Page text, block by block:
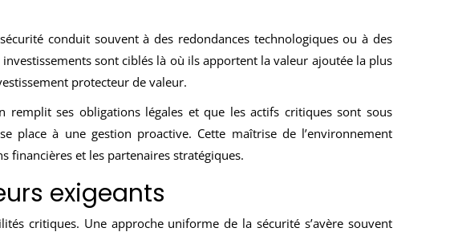
conduit souvent à des redondances technologiques ou à des
sont ciblés là où ils apportent la valeur ajoutée la plus
protecteur de valeur.
remplit ses obligations légales et que les actifs critiques sont sous
place à une gestion proactive. Cette maîtrise de l’environnement
financières et les partenaires stratégiques.
exigeants
critiques. Une approche uniforme de la sécurité s’avère souvent